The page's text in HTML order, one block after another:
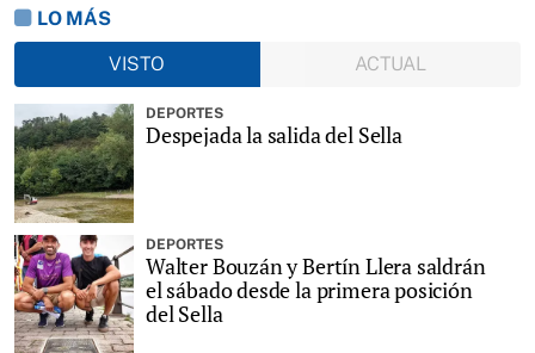
LO MÁS
VISTO
ACTUAL
DEPORTES
Despejada la salida del Sella
DEPORTES
Walter Bouzán y Bertín Llera saldrán
el sábado desde la primera posición
del Sella